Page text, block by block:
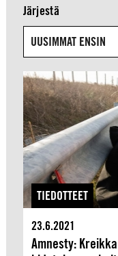
Järjestä
TIEDOTTEET
23.6.2021
Amnesty: